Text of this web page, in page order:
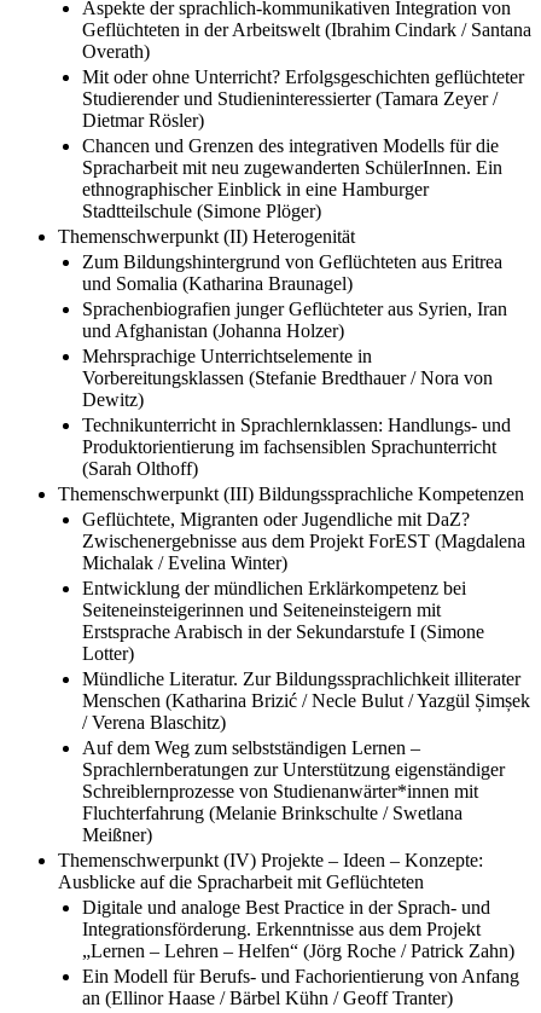
Aspekte der sprachlich-kommunikativen Integration von
Geflüchteten in der Arbeitswelt (Ibrahim Cindark / Santana
Overath)
Mit oder ohne Unterricht? Erfolgsgeschichten geflüchteter
Studierender und Studieninteressierter (Tamara Zeyer /
Dietmar Rösler)
Chancen und Grenzen des integrativen Modells für die
Spracharbeit mit neu zugewanderten SchülerInnen. Ein
ethnographischer Einblick in eine Hamburger
Stadtteilschule (Simone Plöger)
Themenschwerpunkt (II) Heterogenität
Zum Bildungshintergrund von Geflüchteten aus Eritrea
und Somalia (Katharina Braunagel)
Sprachenbiografien junger Geflüchteter aus Syrien, Iran
und Afghanistan (Johanna Holzer)
Mehrsprachige Unterrichtselemente in
Vorbereitungsklassen (Stefanie Bredthauer / Nora von
Dewitz)
Technikunterricht in Sprachlernklassen: Handlungs- und
Produktorientierung im fachsensiblen Sprachunterricht
(Sarah Olthoff)
Themenschwerpunkt (III) Bildungssprachliche Kompetenzen
Geflüchtete, Migranten oder Jugendliche mit DaZ?
Zwischenergebnisse aus dem Projekt ForEST (Magdalena
Michalak / Evelina Winter)
Entwicklung der mündlichen Erklärkompetenz bei
Seiteneinsteigerinnen und Seiteneinsteigern mit
Erstsprache Arabisch in der Sekundarstufe I (Simone
Lotter)
Mündliche Literatur. Zur Bildungssprachlichkeit illiterater
Menschen (Katharina Brizić / Necle Bulut / Yazgül Șimșek
/ Verena Blaschitz)
Auf dem Weg zum selbstständigen Lernen –
Sprachlernberatungen zur Unterstützung eigenständiger
Schreiblernprozesse von Studienanwärter*innen mit
Fluchterfahrung (Melanie Brinkschulte / Swetlana
Meißner)
Themenschwerpunkt (IV) Projekte – Ideen – Konzepte:
Ausblicke auf die Spracharbeit mit Geflüchteten
Digitale und analoge Best Practice in der Sprach- und
Integrationsförderung. Erkenntnisse aus dem Projekt
„Lernen – Lehren – Helfen“ (Jörg Roche / Patrick Zahn)
Ein Modell für Berufs- und Fachorientierung von Anfang
an (Ellinor Haase / Bärbel Kühn / Geoff Tranter)